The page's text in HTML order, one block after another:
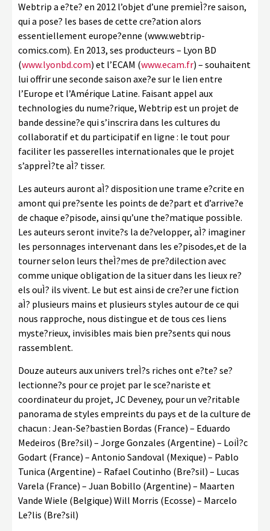
Webtrip a e?te? en 2012 l’objet d’une premieÌ?re saison,
qui a pose? les bases de cette cre?ation alors
essentiellement europe?enne (www.webtrip-
comics.com). En 2013, ses producteurs – Lyon BD
(www.lyonbd.com) et l’ECAM (www.ecam.fr) – souhaitent
lui offrir une seconde saison axe?e sur le lien entre
l’Europe et l’Amérique Latine. Faisant appel aux
technologies du nume?rique, Webtrip est un projet de
bande dessine?e qui s’inscrira dans les cultures du
collaboratif et du participatif en ligne : le tout pour
faciliter les passerelles internationales que le projet
s’appreÌ?te aÌ? tisser.
Les auteurs auront aÌ? disposition une trame e?crite en
amont qui pre?sente les points de de?part et d’arrive?e
de chaque e?pisode, ainsi qu’une the?matique possible.
Les auteurs seront invite?s la de?velopper, aÌ? imaginer
les personnages intervenant dans les e?pisodes,et de la
tourner selon leurs theÌ?mes de pre?dilection avec
comme unique obligation de la situer dans les lieux re?
els ouÌ? ils vivent. Le but est ainsi de cre?er une fiction
aÌ? plusieurs mains et plusieurs styles autour de ce qui
nous rapproche, nous distingue et de tous ces liens
myste?rieux, invisibles mais bien pre?sents qui nous
rassemblent.
Douze auteurs aux univers treÌ?s riches ont e?te? se?
lectionne?s pour ce projet par le sce?nariste et
coordinateur du projet, JC Deveney, pour un ve?ritable
panorama de styles empreints du pays et de la culture de
chacun : Jean-Se?bastien Bordas (France) – Eduardo
Medeiros (Bre?sil) – Jorge Gonzales (Argentine) – LoiÌ?c
Godart (France) – Antonio Sandoval (Mexique) – Pablo
Tunica (Argentine) – Rafael Coutinho (Bre?sil) – Lucas
Varela (France) – Juan Bobillo (Argentine) – Maarten
Vande Wiele (Belgique) Will Morris (Ecosse) – Marcelo
Le?lis (Bre?sil)